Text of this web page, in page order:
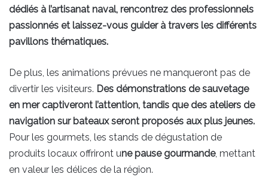
dédiés à l’artisanat naval, rencontrez des professionnels
passionnés et laissez-vous guider à travers les différents
pavillons thématiques.
De plus, les animations prévues ne manqueront pas de
divertir les visiteurs. Des démonstrations de sauvetage
en mer captiveront l’attention, tandis que des ateliers de
navigation sur bateaux seront proposés aux plus jeunes.
Pour les gourmets, les stands de dégustation de
produits locaux offriront une pause gourmande, mettant
en valeur les délices de la région.